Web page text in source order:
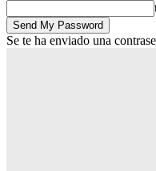
Se te ha enviado una